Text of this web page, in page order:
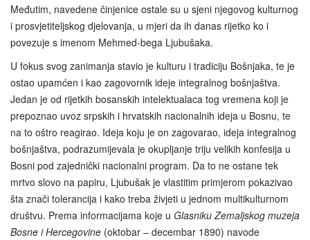
Međutim, navedene činjenice ostale su u sjeni njegovog kulturnog
i prosvjetiteljskog djelovanja, u mjeri da ih danas rijetko ko i
povezuje s imenom Mehmed-bega Ljubušaka.
U fokus svog zanimanja stavio je kulturu i tradiciju Bošnjaka, te je
ostao upamćen i kao zagovornik ideje integralnog bošnjaštva.
Jedan je od rijetkih bosanskih intelektualaca tog vremena koji je
prepoznao uvoz srpskih i hrvatskih nacionalnih ideja u Bosnu, te
na to oštro reagirao. Ideja koju je on zagovarao, ideja integralnog
bošnjaštva, podrazumijevala je okupljanje triju velikih konfesija u
Bosni pod zajednički nacionalni program. Da to ne ostane tek
mrtvo slovo na papiru, Ljubušak je vlastitim primjerom pokazivao
šta znači tolerancija i kako treba živjeti u jednom multikulturnom
društvu. Prema informacijama koje u Glasniku Zemaljskog muzeja
Bosne i Hercegovine (oktobar – decembar 1890) navode